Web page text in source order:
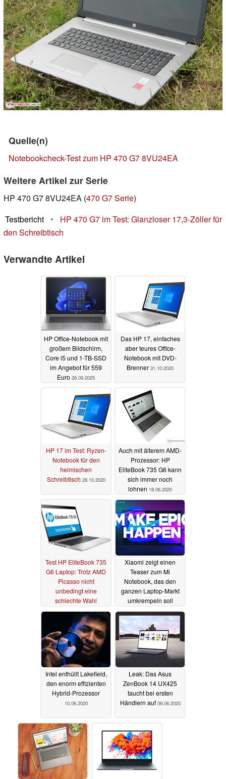
Quelle(n)
Notebookcheck-Test zum HP 470 G7 8VU24EA
Weitere Artikel zur Serie
HP 470 G7 8VU24EA (470 G7 Serie)
Testbericht
•
HP 470 G7 im Test: Glanzloser 17,3-Zöller für
den Schreibtisch
Verwandte Artikel
HP Office-Notebook mit
großem Bildschirm,
Core i5 und 1-TB-SSD
im Angebot für 559
Euro 26.09.2025
Das HP 17, einfaches
aber teures Office-
Notebook mit DVD-
Brenner 31.10.2020
HP 17 im Test: Ryzen-
Notebook für den
heimischen
Schreibtisch 28.10.2020
Auch mit älterem AMD-
Prozessor: HP
EliteBook 735 G6 kann
sich immer noch
lohnen 18.06.2020
Test HP EliteBook 735
G6 Laptop: Trotz AMD
Picasso nicht
unbedingt eine
schlechte Wahl
16.06.2020
Xiaomi zeigt einen
Teaser zum Mi
Notebook, das den
ganzen Laptop-Markt
umkrempeln soll
10.06.2020
Intel enthüllt Lakefield,
den enorm effizienten
Hybrid-Prozessor
10.06.2020
Leak: Das Asus
ZenBook 14 UX425
taucht bei ersten
Händlern auf 09.06.2020